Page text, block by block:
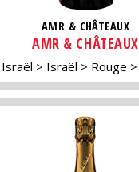
AMR & CHÂTEAUX
AMR & CHÂTEAUX
Israël Israël Rouge